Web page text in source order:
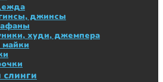
джинсы
худи, джемпера